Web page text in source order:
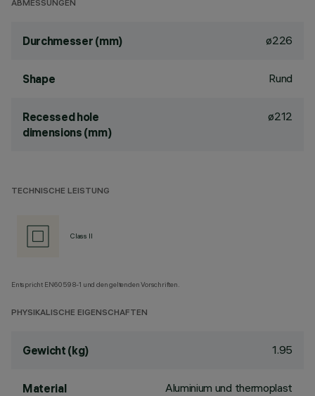
ABMESSUNGEN
Durchmesser (mm) ø226
Shape Rund
Recessed hole
dimensions (mm)
ø212
TECHNISCHE LEISTUNG
Class II
Entspricht EN60598-1 und den geltenden Vorschriften.
PHYSIKALISCHE EIGENSCHAFTEN
Gewicht (kg) 1.95
Material Aluminium und thermoplast